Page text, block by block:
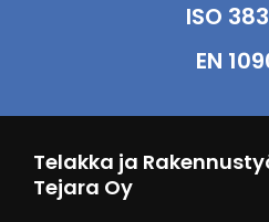
ISO
EN
Telakka ja
Tejara Oy